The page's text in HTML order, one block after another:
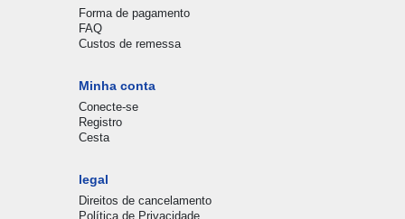
Forma de pagamento
FAQ
Custos de remessa
Minha conta
Conecte-se
Registro
Cesta
legal
Direitos de cancelamento
Política de Privacidade